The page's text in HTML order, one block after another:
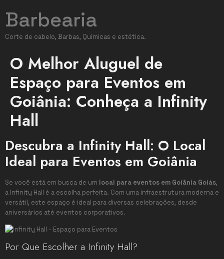
Barbearia
Corte de cabelo, Barbas, Químicas e estética.
O Melhor Aluguel de
Espaço para Eventos em
Goiânia: Conheça a Infinity
Hall
Descubra a Infinity Hall: O Local
Ideal para Eventos em Goiânia
Se você está em busca de um local para eventos em Goiânia Goiás,
a Infinity Hall é a escolha perfeita. Com uma infraestrutura moderna e
versátil, este espaço é ideal para diversas celebrações, desde
aniversários até eventos corporativos.
Por Que Escolher a Infinity Hall?